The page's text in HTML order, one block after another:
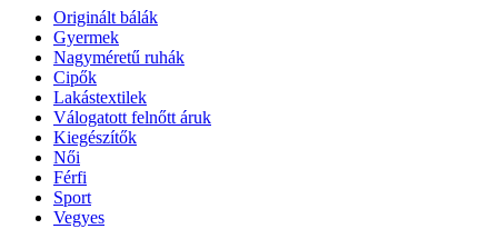
Originált bálák
Gyermek
Nagyméretű ruhák
Cipők
Lakástextilek
Válogatott felnőtt áruk
Kiegészítők
Női
Férfi
Sport
Vegyes